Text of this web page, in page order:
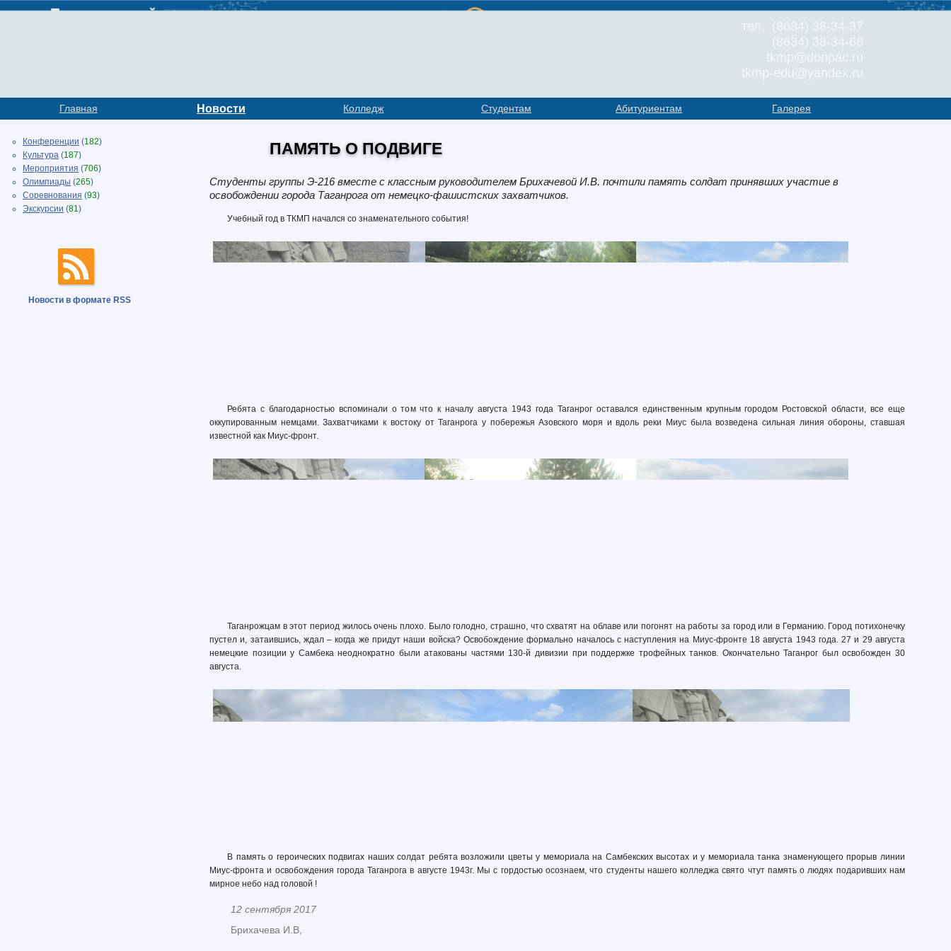
тел. (8634) 38-34-37
(8634) 38-34-68
tkmp@donpac.ru
tkmp-edu@yandex.ru
Главная Новости Колледж Студентам Абитуриентам Галерея
Конференции (182)
Культура (187)
Мероприятия (706)
Олимпиады (265)
Соревнования (93)
Экскурсии (81)
Новости в формате RSS
ПАМЯТЬ О ПОДВИГЕ
Студенты группы Э-216 вместе с классным руководителем Брихачевой И.В. почтили память солдат принявших участие в
освобождении города Таганрога от немецко-фашистских захватчиков.
Учебный год в ТКМП начался со знаменательного события!
Ребята с благодарностью вспоминали о том что к началу августа 1943 года Таганрог оставался единственным крупным городом Ростовской области, все еще
оккупированным немцами. Захватчиками к востоку от Таганрога у побережья Азовского моря и вдоль реки Миус была возведена сильная линия обороны, ставшая
известной как Миус-фронт.
Таганрожцам в этот период жилось очень плохо. Было голодно, страшно, что схватят на облаве или погонят на работы за город или в Германию. Город потихонечку
пустел и, затаившись, ждал – когда же придут наши войска? Освобождение формально началось с наступления на Миус-фронте 18 августа 1943 года. 27 и 29 августа
немецкие позиции у Самбека неоднократно были атакованы частями 130-й дивизии при поддержке трофейных танков. Окончательно Таганрог был освобожден 30
августа.
В память о героических подвигах наших солдат ребята возложили цветы у мемориала на Самбекских высотах и у мемориала танка знаменующего прорыв линии
Миус-фронта и освобождения города Таганрога в августе 1943г. Мы с гордостью осознаем, что студенты нашего колледжа свято чтут память о людях подаривших нам
мирное небо над головой !
12 сентября 2017
Брихачева И.В,